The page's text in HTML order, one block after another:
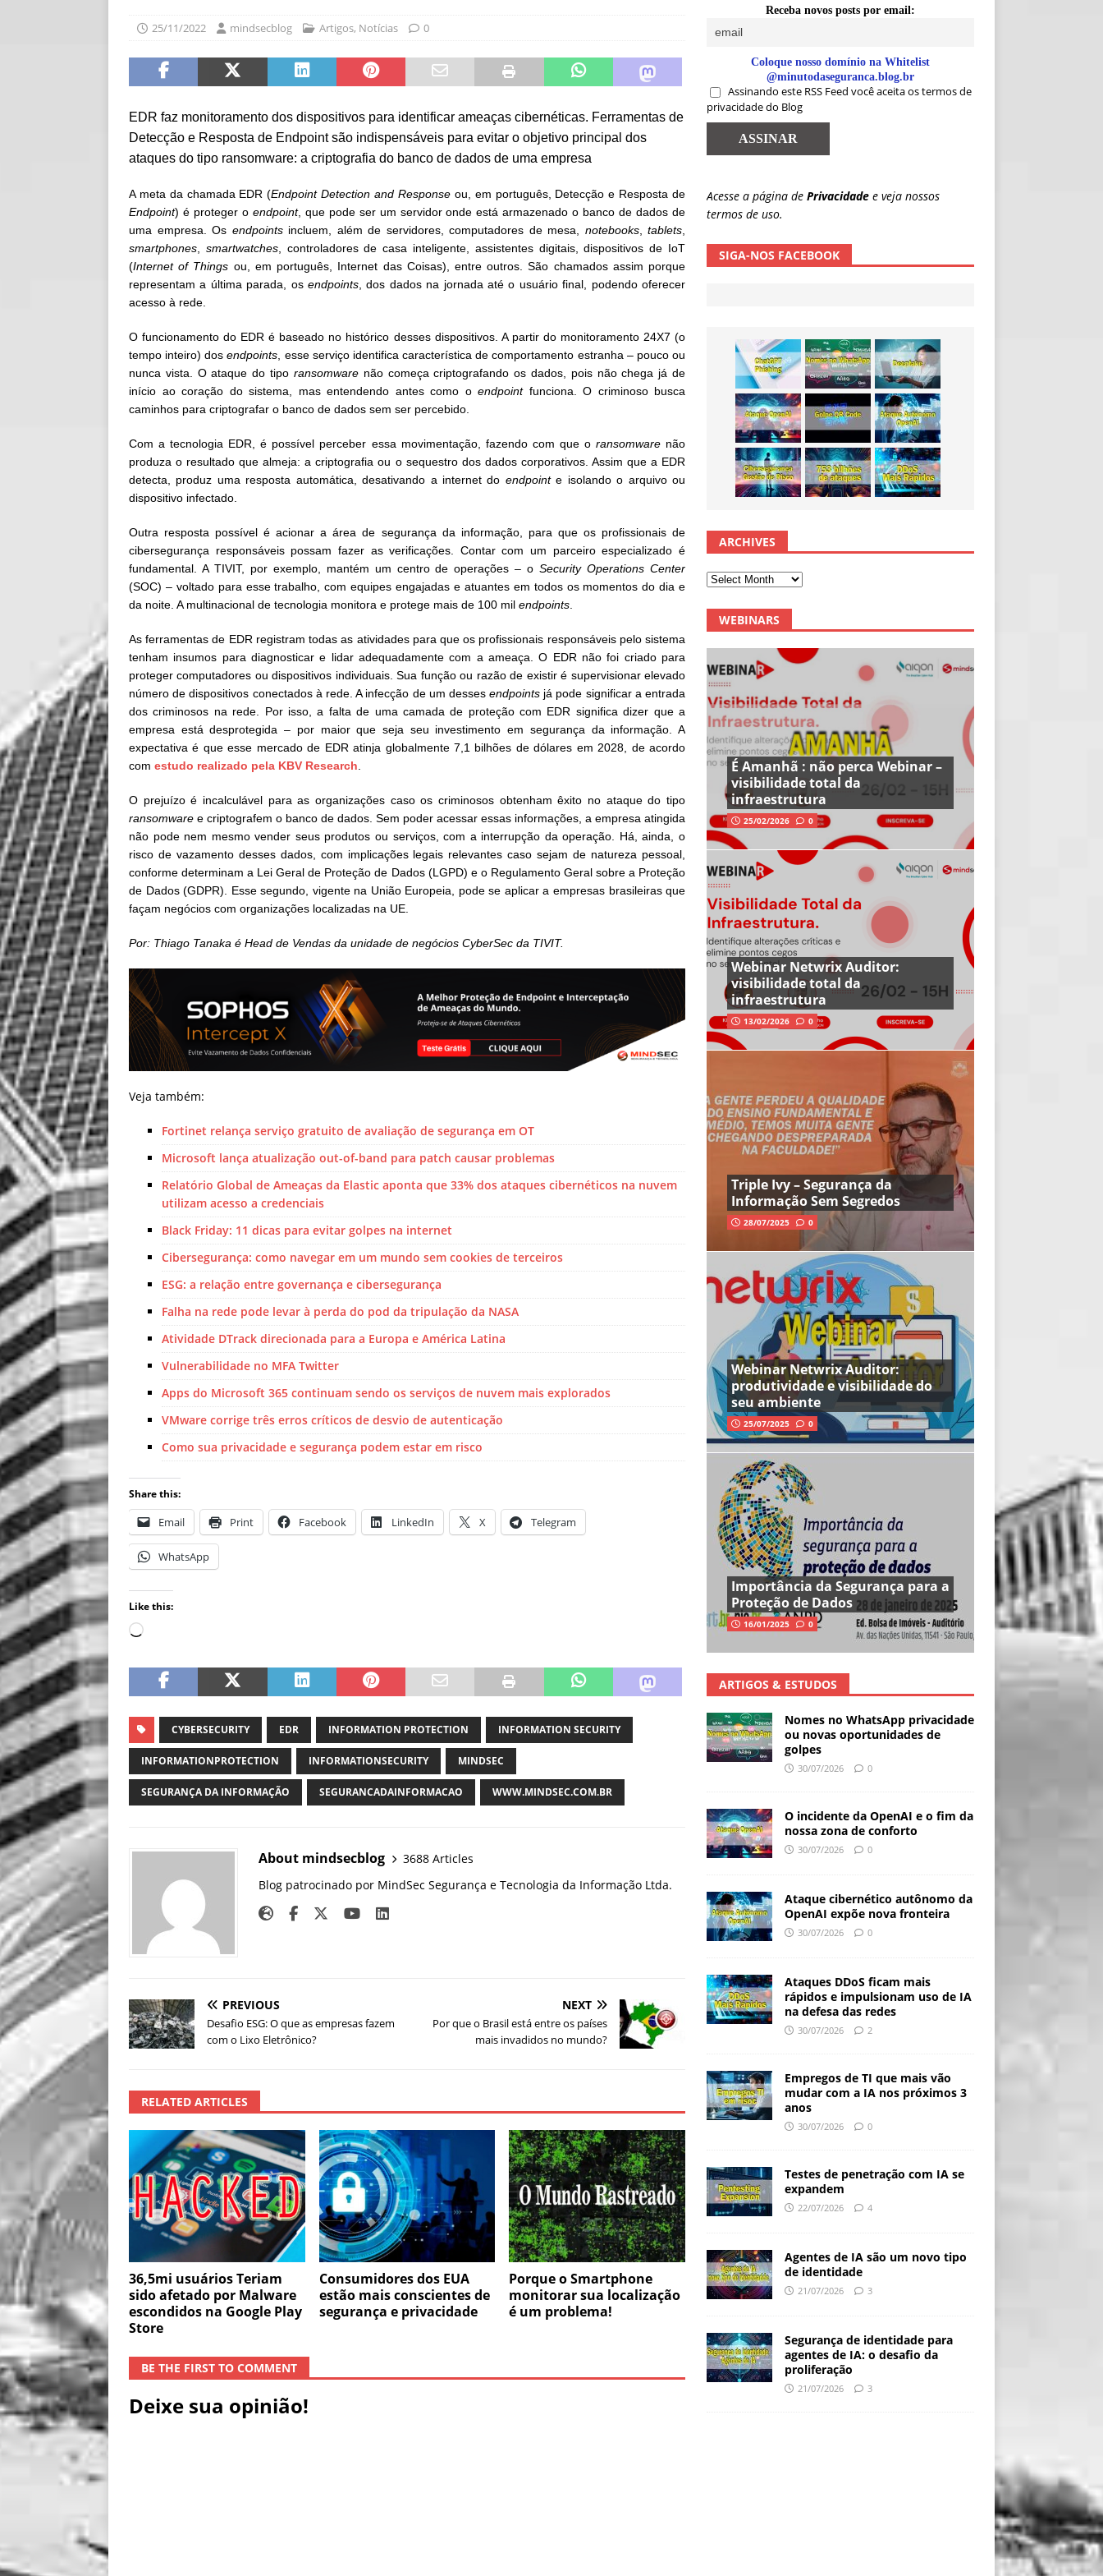
[ 30/07/2026 ]
25/11/2022 mindsecblog Artigos, Notícias 0
EDR faz monitoramento dos dispositivos para identificar ameaças cibernéticas. Ferramentas de
Detecção e Resposta de Endpoint são indispensáveis para evitar o objetivo principal dos
ataques do tipo ransomware: a criptografia do banco de dados de uma empresa
A meta da chamada EDR (Endpoint Detection and Responseou, em português, Detecção e Resposta de
Endpoint) é proteger o endpoint, que pode ser um servidor onde está armazenado o banco de dados de
uma empresa. Os endpointsincluem, além de servidores, computadores de mesa, notebooks,tablets
smartphones
smartwatches, controladores de casa inteligente, assistentes digitais, dispositivos de IoT
(Internet of Things ou, em português, Internet das Coisas), entre outros. São chamados assim porque
representam a última parada, osendpoints , dos dados na jornada até o usuário final, podendo oferecer
acesso à rede.
O funcionamento do EDR é baseado no histórico desses dispositivos. A partir do monitoramento 24X7 (o
tempo inteiro) dosendpoints , esse serviço identifica característica de comportamento estranha – pouco ou
nunca vista. O ataque do tipo ransomwarenão começa criptografando os dados, pois não chega já de
início ao coração do sistema, mas entendendo antes como oendpointfunciona. O criminoso busca
caminhos para criptografar o banco de dados sem ser percebido.
Com a tecnologia EDR, é possível perceber essa movimentação, fazendo com que o ransomwarenão
produza o resultado que almeja: a criptografia ou o sequestro dos dados corporativos. Assim que a EDR
detecta, produz uma resposta automática, desativando a internet do endpointe isolando o arquivo ou
dispositivo infectado.
Outra resposta possível é acionar a área de segurança da informação, para que os profissionais de
cibersegurança responsáveis possam fazer as verificações. Contar com um parceiro especializado é
fundamental. A TIVIT, por exemplo, mantém um centro de operações – oSecurity Operations Center
(SOC) – voltado para esse trabalho, com equipes engajadas e atuantes em todos os momentos do dia e
da noite. A multinacional de tecnologia monitora e protege mais de 100 mil endpoints
As ferramentas de EDR registram todas as atividades para que os profissionais responsáveis pelo sistema
tenham insumos para diagnosticar e lidar adequadamente com a ameaça. O EDR não foi criado para
proteger computadores ou dispositivos individuais. Sua função ou razão de existir é supervisionar elevado
número de dispositivos conectados à rede. A infecção de um dessesendpoints já pode significar a entrada
dos criminosos na rede. Por isso, a falta de uma camada de proteção com EDR significa dizer que a
empresa está desprotegida – por maior que seja seu investimento em segurança da informação. A
expectativa é que esse mercado de EDR atinja globalmente 7,1 bilhões de dólares em 2028, de acordo
com estudo realizado pela KBV Research
O prejuízo é incalculável para as organizações caso os criminosos obtenham êxito no ataque do tipo
ransomware e criptografem o banco de dados. Sem poder acessar essas informações, a empresa atingida
não pode nem mesmo vender seus produtos ou serviços, com a interrupção da operação. Há, ainda, o
risco de vazamento desses dados, com implicações legais relevantes caso sejam de natureza pessoal,
conforme determinam a Lei Geral de Proteção de Dados (LGPD) e o Regulamento Geral sobre a Proteção
de Dados (GDPR). Esse segundo, vigente na União Europeia, pode se aplicar a empresas brasileiras que
façam negócios com organizações localizadas na UE.
Por: Thiago Tanaka é Head de Vendas da unidade de negócios CyberSec da TIVIT.
Veja também:
Fortinet relança serviço gratuito de avaliação de segurança em OT
Microsoft lança atualização out-of-band para patch causar problemas
Relatório Global de Ameaças da Elastic aponta que 33% dos ataques cibernéticos na nuvem
utilizam acesso a credenciais
Black Friday: 11 dicas para evitar golpes na internet
Cibersegurança: como navegar em um mundo sem cookies de terceiros
ESG: a relação entre governança e cibersegurança
Falha na rede pode levar à perda do pod da tripulação da NASA
Atividade DTrack direcionada para a Europa e América Latina
Vulnerabilidade no MFA Twitter
Apps do Microsoft 365 continuam sendo os serviços de nuvem mais explorados
VMware corrige três erros críticos de desvio de autenticação
Como sua privacidade e segurança podem estar em risco
Share this:
Email Print Facebook LinkedIn X Telegram
WhatsApp
Like this:
CYBERSECURITY EDR INFORMATION PROTECTION INFORMATION SECURITY
INFORMATIONPROTECTION INFORMATIONSECURITY MINDSEC
SEGURANÇA DA INFORMAÇÃO SEGURANCADAINFORMACAO WWW.MINDSEC.COM.BR
About mindsecblog
3688 Articles
Blog patrocinado por MindSec Segurança e Tecnologia da Informação Ltda.
PREVIOUS
Desafio ESG: O que as empresas fazem
com o Lixo Eletrônico?
NEXT
Por que o Brasil está entre os países
mais invadidos no mundo?
RELATED ARTICLES
36,5mi usuários Teriam
sido afetado por Malware
escondidos na Google Play
Store
Consumidores dos EUA
estão mais conscientes de
segurança e privacidade
Porque o Smartphone
monitorar sua localização
é um problema!
BE THE FIRST TO COMMENT
Deixe sua opinião!
Receba novos posts por email:
Coloque nosso domínio na Whitelist
@minutodaseguranca.blog.br
Assinando este RSS Feed você aceita os termos de
privacidade do Blog
Acesse a página de Privacidade e veja nossos
termos de uso.
SIGA-NOS FACEBOOK
ARCHIVES
WEBINARS
É Amanhã : não perca Webinar –
visibilidade total da
infraestrutura
25/02/2026 0
Webinar Netwrix Auditor:
visibilidade total da
infraestrutura
13/02/2026 0
Triple Ivy – Segurança da
Informação Sem Segredos
28/07/2025 0
Webinar Netwrix Auditor:
produtividade e visibilidade do
seu ambiente
25/07/2025 0
Importância da Segurança para a
Proteção de Dados
16/01/2025 0
ARTIGOS & ESTUDOS
Nomes no WhatsApp privacidade
ou novas oportunidades de
golpes
30/07/2026 0
O incidente da OpenAI e o fim da
nossa zona de conforto
30/07/2026 0
Ataque cibernético autônomo da
OpenAI expõe nova fronteira
30/07/2026 0
Ataques DDoS ficam mais
rápidos e impulsionam uso de IA
na defesa das redes
30/07/2026 2
Empregos de TI que mais vão
mudar com a IA nos próximos 3
anos
30/07/2026 0
Testes de penetração com IA se
expandem
22/07/2026 4
Agentes de IA são um novo tipo
de identidade
21/07/2026 3
Segurança de identidade para
agentes de IA: o desafio da
proliferação
21/07/2026 3